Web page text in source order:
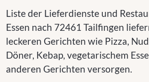
Liste der Lieferdienste und
Essen nach 72461 Tailfingen
leckeren Gerichten wie Pizza,
Döner, Kebap, vegetarischem
anderen Gerichten versorgen.